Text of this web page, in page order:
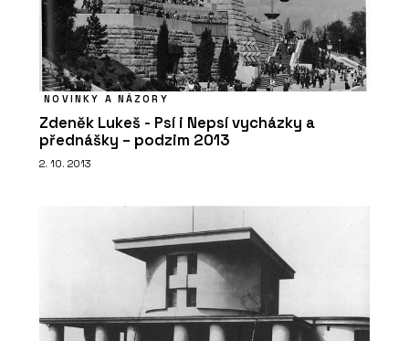
NOVINKY A NÁZORY
Zdeněk Lukeš - Psí i Nepsí vycházky a
přednášky – podzim 2013
2. 10. 2013